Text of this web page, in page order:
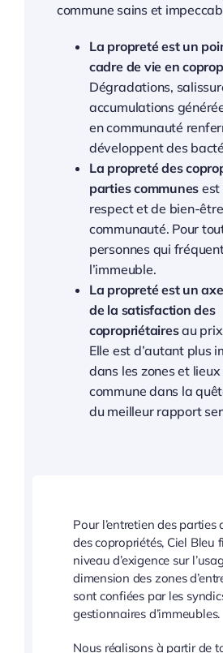
commune sains et
La propreté est un
cadre de vie en
Dégradations,
accumulations
en communauté
développent des
La propreté des
parties communes est
respect et de bien-
communauté. Pour
personnes qui
l’immeuble.
La propreté est un
de la satisfaction des
copropriétairesau prix
Elle est d’autant plus
dans les zones et
commune dans la
du meilleur rapport
Pour l’entretien des parties
des copropriétés, Ciel Bleu
niveau d’exigence sur
dimension des zones
sont confiées par les
gestionnaires d’immeubles.
Nous réalisons à partir de